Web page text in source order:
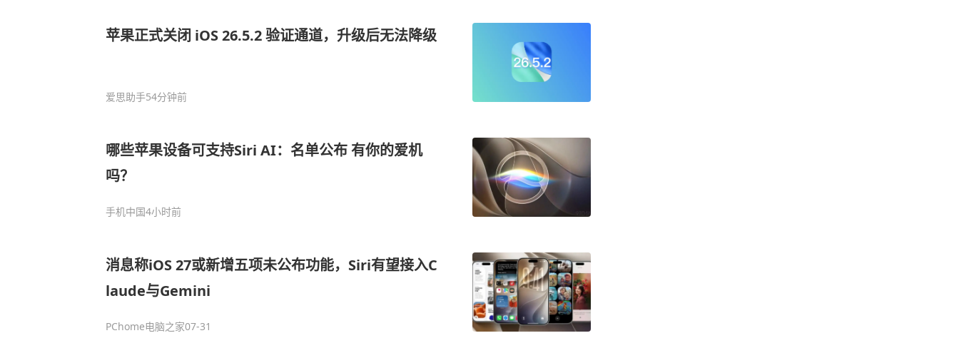
苹果正式关闭 iOS 26.5.2 验证通道，升级后无法降级
爱思助手54分钟前
哪些苹果设备可支持Siri AI：名单公布 有你的爱机
吗？
手机中国4小时前
消息称iOS 27或新增五项未公布功能，Siri有望接入C
laude与Gemini
PChome电脑之家07-31